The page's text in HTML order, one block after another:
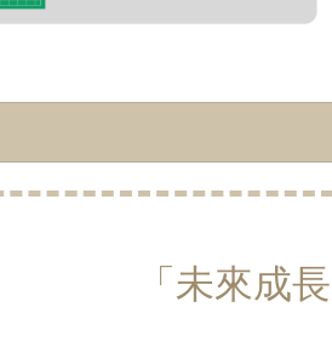
「未來成